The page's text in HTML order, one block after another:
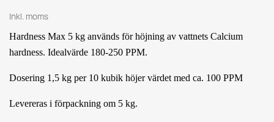
Inkl. moms
Hardness Max 5 kg används för höjning av vattnets Calcium
hardness. Idealvärde 180-250 PPM.
Dosering 1,5 kg per 10 kubik höjer värdet med ca. 100 PPM
Levereras i förpackning om 5 kg.